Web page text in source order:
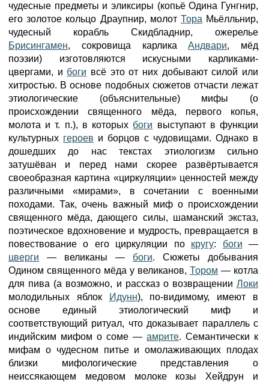
чудесные предметы и эликсиры (копьё Одина Гунгнир,
его золотое кольцо Драупнир, молот Тора Мьёлльнир,
чудесный корабль Скидбладнир, ожерелье
Брисингамен, сокровища карликаАндвари, мёд
поэзии) изготовляются искусными карликами-
цвергами, и боги всё это от них добывают силой или
хитростью. В основе подобных сюжетов отчасти лежат
этиологические (объяснительные) мифы (о
происхождении священного мёда, первого копья,
молота и т. п.), в которых боги выступают в функции
культурных героев и борцов с чудовищами. Однако в
дошедших до нас текстах этиологизм сильно
затушёван и перед нами скорее развёртывается
своеобразная картина «циркуляции» ценностей между
различными «мирами», в сочетании с военными
походами. Так, очень важный миф о происхождении
священного мёда, дающего силы, шаманский экстаз,
поэтическое вдохновение и мудрость, превращается в
повествование о его циркуляции по кругу: боги —
цверги — великаны — боги. Сюжеты добывания
Одином священного мёда у великанов, Тором — котла
для пива (а возможно, и рассказ о возвращении Локи
молодильных яблок
Идунн), по-видимому, имеют в
основе единый этиологический миф и
соответствующий ритуал, что доказывает параллель с
индийским мифом о соме — амрите. Семантически к
мифам о чудесном питье и омолаживающих плодах
близки мифологические представления о
неиссякающем медовом молоке козы Хейдрун и